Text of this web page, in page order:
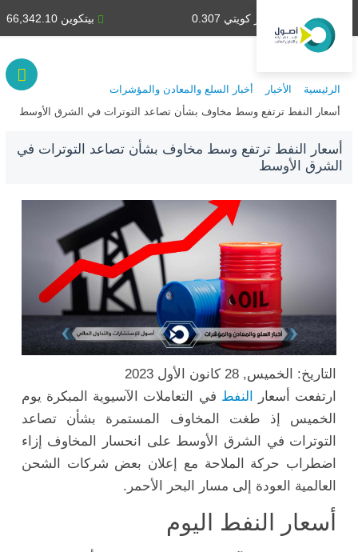
بيتكوين 66,342.10 دينار كويتي 0.307
الرئيسية الأخبار أخبار السلع والمعادن والمؤشرات
أسعار النفط ترتفع وسط مخاوف بشأن تصاعد التوترات في الشرق الأوسط
أسعار النفط ترتفع وسط مخاوف بشأن تصاعد التوترات في
الشرق الأوسط
التاريخ: الخميس, 28 كانون الأول 2023
ارتفعت
أسعار النفط في التعاملات الآسيوية المبكرة يوم
الخميس إذ طغت المخاوف المستمرة بشأن تصاعد
التوترات في الشرق الأوسط على انحسار المخاوف إزاء
اضطراب حركة الملاحة مع إعلان بعض شركات الشحن
العالمية العودة إلى مسار البحر الأحمر.
أسعار النفط اليوم